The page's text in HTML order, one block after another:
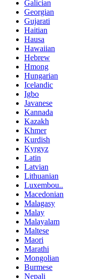
Galician
Georgian
Gujarati
Haitian
Hausa
Hawaiian
Hebrew
Hmong
Hungarian
Icelandic
Igbo
Javanese
Kannada
Kazakh
Khmer
Kurdish
Kyrgyz
Latin
Latvian
Lithuanian
Luxembou..
Macedonian
Malagasy
Malay
Malayalam
Maltese
Maori
Marathi
Mongolian
Burmese
Nepali